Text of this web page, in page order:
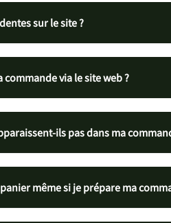
sur le site ?
via le site web ?
ils pas dans ma
même si je prépare ma